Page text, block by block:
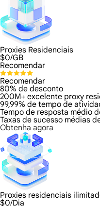
Proxies Residenciais
$0/GB
Recomendar
Recomendar
80% de desconto
200M+ excelente proxy
99,99% de tempo de
Tempo de resposta médio
Taxas de sucesso médias
Obtenha agora
Proxies residenciais
$0/Dia